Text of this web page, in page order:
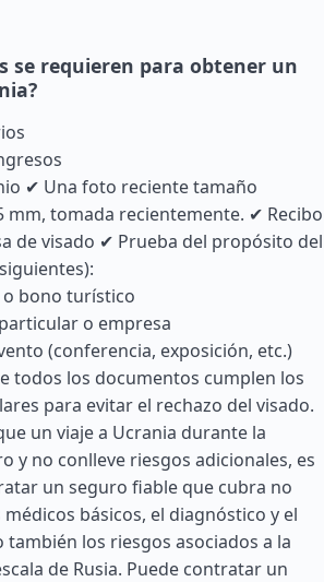
se requieren para obtener un
✔ Una foto reciente tamaño
mm, tomada recientemente. ✔ Recibo
de visado ✔ Prueba del propósito del
o bono turístico
o empresa
(conferencia, exposición, etc.)
todos los documentos cumplen los
para evitar el rechazo del visado.
un viaje a Ucrania durante la
y no conlleve riesgos adicionales, es
un seguro fiable que cubra no
básicos, el diagnóstico y el
los riesgos asociados a la
de Rusia. Puede contratar un